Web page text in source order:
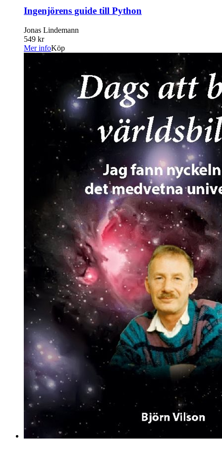
Ingenjörens guide till Python
Jonas Lindemann
549 kr
Mer infoKöp